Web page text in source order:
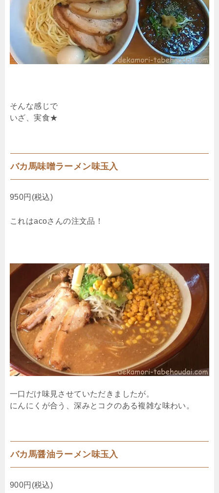
そんな感じで
いざ、実食★
バカ馬味噌ラーメン味玉入
950円(税込)
これはacoさんの注文品！
一口だけ味見させていただきましたが。
にんにくが合う、深みとコクのある複雑な味わい。
バカ馬醤油ラーメン味玉入
900円(税込)